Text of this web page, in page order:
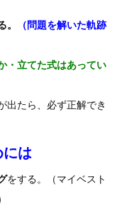
。
（問題を解いた軌跡
・立てた式はあってい
出たら、必ず正解でき
には
をする。（マイベスト